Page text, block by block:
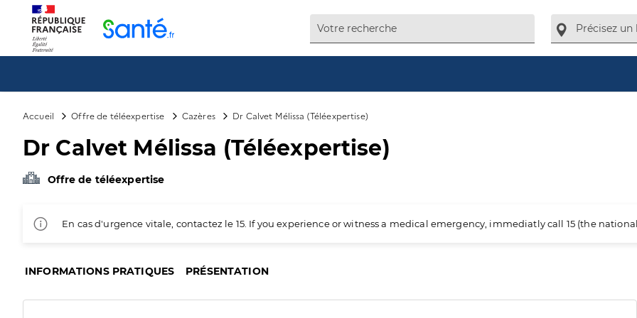
Accueil Offre de téléexpertise Cazères Dr Calvet Mélissa (Téléexpertise)
Dr Calvet Mélissa (Téléexpertise)
Offre de téléexpertise
En cas d'urgence vitale, contactez le 15. If you experience or witness a medical emergency, immediatly call 15 (the
INFORMATIONS PRATIQUES PRÉSENTATION
Panneau de gestion des cookies